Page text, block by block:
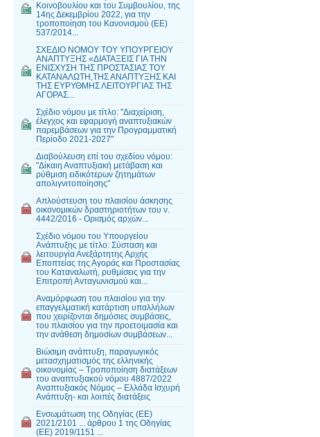
Κοινοβουλίου και του Συμβουλίου, της
14ης Δεκεμβρίου 2022, για την
τροποποίηση του Κανονισμού (ΕΕ)
537/2014...
ΣΧΕΔΙΟ ΝΟΜΟΥ ΤΟΥ ΥΠΟΥΡΓΕΙΟΥ
ΑΝΑΠΤΥΞΗΣ «ΔΙΑΤΑΞΕΙΣ ΓΙΑ ΤΗΝ
ΕΝΙΣΧΥΣΗ ΤΗΣ ΠΡΟΣΤΑΣΙΑΣ ΤΟΥ
ΚΑΤΑΝΑΛΩΤΗ,ΤΗΣ ΑΝΑΠΤΥΞΗΣ ΚΑΙ
ΤΗΣ ΕΥΡΥΘΜΗΣ ΛΕΙΤΟΥΡΓΙΑΣ ΤΗΣ
ΑΓΟΡΑΣ...
Σχέδιο νόμου με τίτλο: "Διαχείριση,
έλεγχος και εφαρμογή αναπτυξιακών
παρεμβάσεων για την Προγραμματική
Περίοδο 2021-2027"
Διαβούλευση επί του σχεδίου νόμου:
"Δίκαιη Αναπτυξιακή μετάβαση και
ρύθμιση ειδικότερων ζητημάτων
απολιγνιτοποίησης"
Απλούστευση του πλαισίου άσκησης
οικονομικών δραστηριοτήτων του ν.
4442/2016 - Ορισμός αρχών...
Σχέδιο νόμου του Υπουργείου
Ανάπτυξης με τίτλο: Σύσταση και
λειτουργία Ανεξάρτητης Αρχής
Εποπτείας της Αγοράς και Προστασίας
του Καταναλωτή, ρυθμίσεις για την
Επιτροπή Ανταγωνισμού και...
Αναμόρφωση του πλαισίου για την
επαγγελματική κατάρτιση υπαλλήλων
που χειρίζονται δημόσιες συμβάσεις,
του πλαισίου για την προετοιμασία και
την ανάθεση δημοσίων συμβάσεων...
Βιώσιμη ανάπτυξη, παραγωγικός
μετασχηματισμός της ελληνικής
οικονομίας – Τροποποίηση διατάξεων
του αναπτυξιακού νόμου 4887/2022
Αναπτυξιακός Νόμος – Ελλάδα Ισχυρή
Ανάπτυξη- και λοιπές διατάξεις
Ενσωμάτωση της Οδηγίας (ΕΕ)
2021/2101 ... άρθρου 1 της Οδηγίας
(ΕΕ) 2019/1151 ...